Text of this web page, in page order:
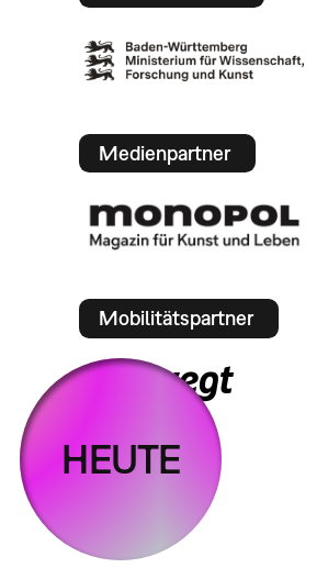
Medienpartner
Mobilitätspartner
HEUTE